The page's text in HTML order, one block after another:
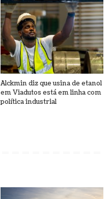
Alckmin diz que usina de etanol
em Viadutos está em linha com
política industrial